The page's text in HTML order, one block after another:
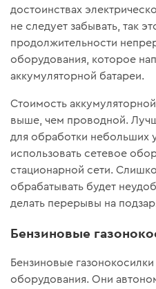
достоинствах
не следует забывать, так
продолжительности
оборудования, которое
аккумуляторной батареи.
Стоимость
выше, чем проводной.
для обработки небольших
использовать сетевое
стационарной сети.
обрабатывать будет
делать перерывы на
Бензиновые
Бензиновые
оборудования. Они